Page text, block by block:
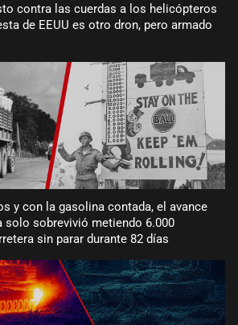
contra las cuerdas a los helicópteros
de EEUU es otro dron, pero armado
y con la gasolina contada, el avance
solo sobrevivió metiendo 6.000
sin parar durante 82 días